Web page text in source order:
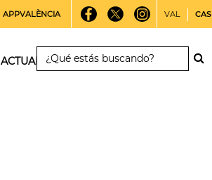
APPVALÈNCIA VAL CAS
ACTUALIDAD